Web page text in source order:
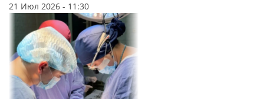
21 Июл 2026 - 11:30